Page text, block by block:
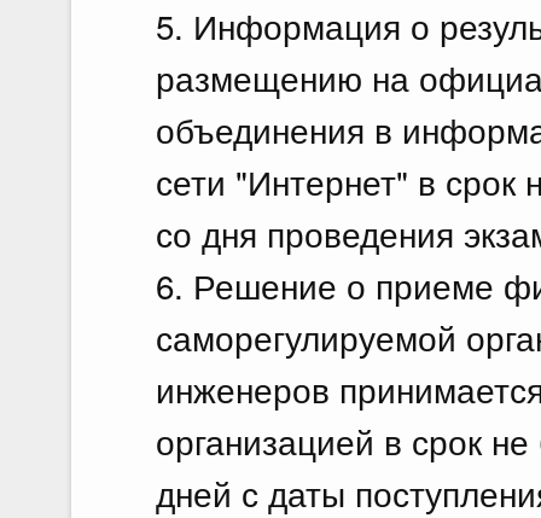
5. Информация о
размещению на
объединения в
сети "Интернет" в срок
со дня проведения
6. Решение о приеме
саморегулируемой
инженеров
организацией в срок
дней с даты